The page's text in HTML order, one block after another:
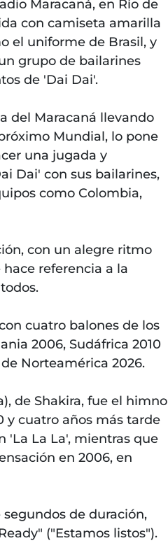
Maracaná, en Río de
con camiseta amarilla
el uniforme de Brasil, y
grupo de bailarines
de 'Dai Dai'.
del Maracaná llevando
Mundial, lo pone
una jugada y
Dai' con sus bailarines,
como Colombia,
con un alegre ritmo
referencia a la
cuatro balones de los
2006, Sudáfrica 2010
Norteamérica 2026.
de Shakira, fue el himno
y cuatro años más tarde
'La La La', mientras que
en 2006, en
de duración,
("Estamos listos").